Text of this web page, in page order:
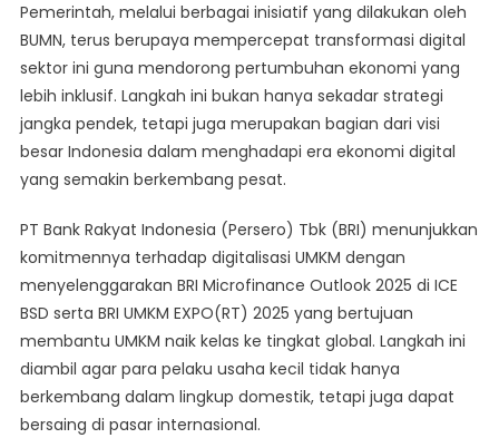
Pemerintah, melalui berbagai inisiatif yang dilakukan oleh
BUMN, terus berupaya mempercepat transformasi digital
sektor ini guna mendorong pertumbuhan ekonomi yang
lebih inklusif. Langkah ini bukan hanya sekadar strategi
jangka pendek, tetapi juga merupakan bagian dari visi
besar Indonesia dalam menghadapi era ekonomi digital
yang semakin berkembang pesat.
PT Bank Rakyat Indonesia (Persero) Tbk (BRI) menunjukkan
komitmennya terhadap digitalisasi UMKM dengan
menyelenggarakan BRI Microfinance Outlook 2025 di ICE
BSD serta BRI UMKM EXPO(RT) 2025 yang bertujuan
membantu UMKM naik kelas ke tingkat global. Langkah ini
diambil agar para pelaku usaha kecil tidak hanya
berkembang dalam lingkup domestik, tetapi juga dapat
bersaing di pasar internasional.